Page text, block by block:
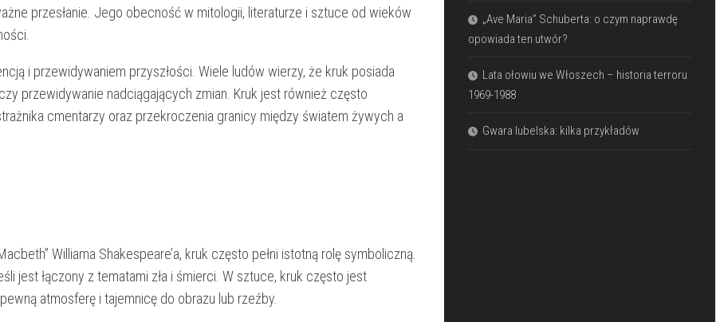
przesłanie. ‌Jego obecność w mitologii, literaturze i sztuce od wieków
⁤i przewidywaniem ​przyszłości.⁤ Wiele‌ ludów wierzy, ⁣że ​kruk posiada
przewidywanie ‌nadciągających zmian.⁣ Kruk jest​ również często
⁤cmentarzy oraz ‌przekroczenia granicy między‌ światem ​żywych a
Williama Shakespeare’a, kruk często pełni istotną rolę symboliczną.‍
jest łączony z tematami zła ‍i śmierci.⁣ W sztuce, kruk często jest
​atmosferę i tajemnicę do obrazu⁢ lub rzeźby.
„Ave Maria” Schuberta: o czym naprawdę
opowiada ten utwór?
Lata ołowiu we Włoszech – historia terroru
1969-1988
Gwara lubelska: kilka przykładów